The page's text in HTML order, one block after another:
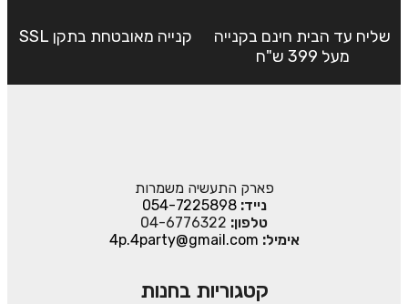
שליח עד הבית חינם בקנייה
מעל 399 ש"ח
קנייה מאובטחת בתקן SSL
פארק התעשיה משמרות
נייד:054-7225898
טלפון: 04-6776322
אימיל: 4p.4party@gmail.com
קטגוריות בחנות